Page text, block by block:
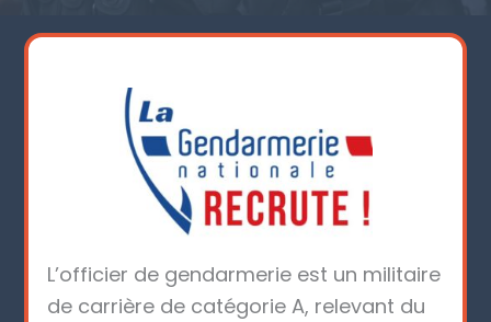
L’officier de gendarmerie est un militaire
de carrière de catégorie A, relevant du